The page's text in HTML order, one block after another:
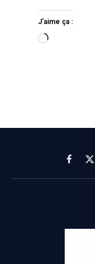
J’aime ça :
X